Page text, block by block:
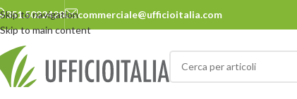
Skip to navigation
Skip to main content
351.5022428 commerciale@ufficioitalia.com